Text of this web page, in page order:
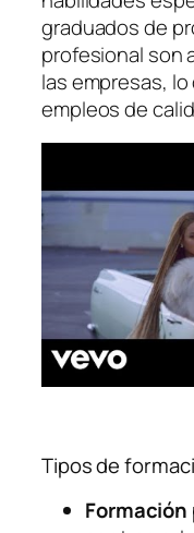
graduados de
profesional son
las empresas,
empleos de
Tipos de